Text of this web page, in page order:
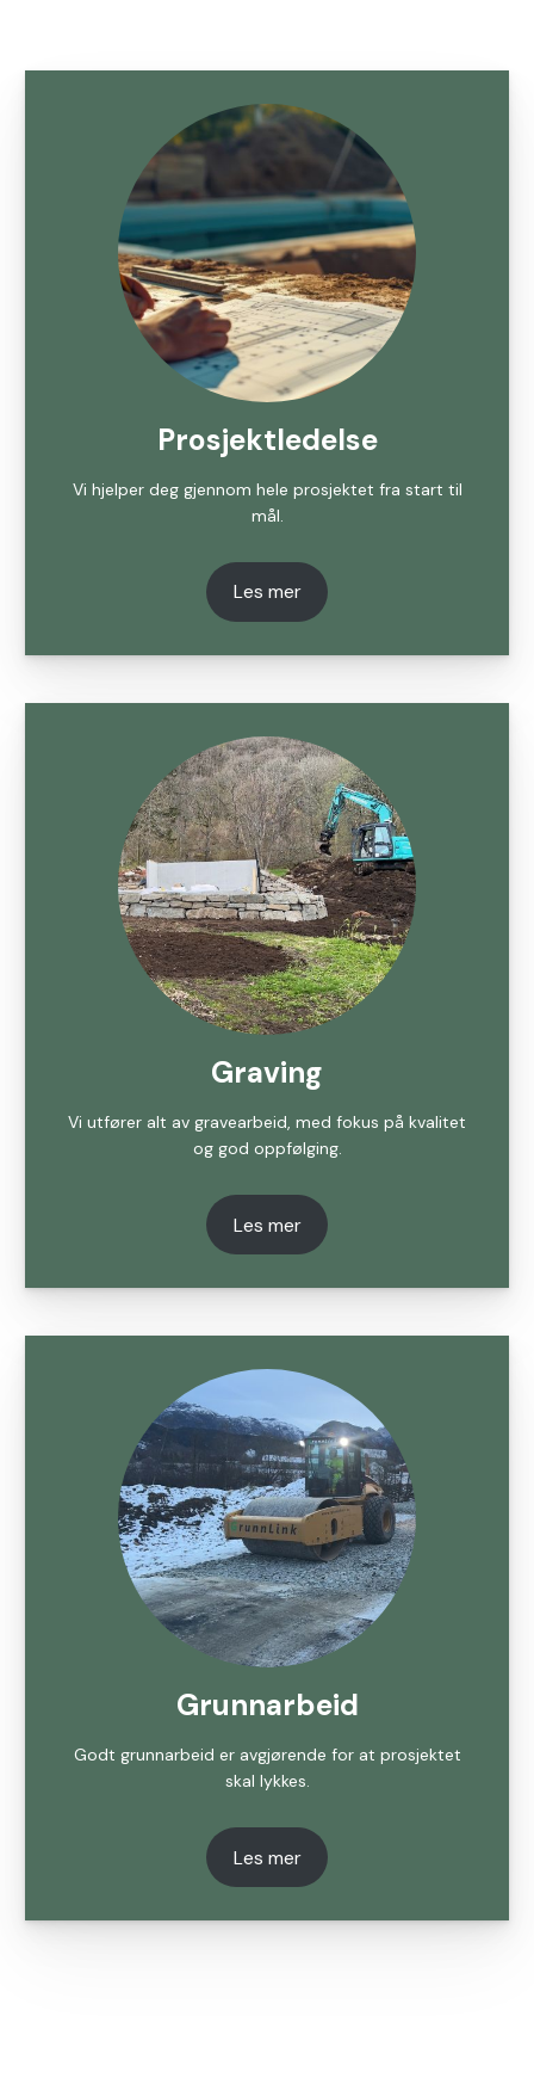
Prosjektledelse
Vi hjelper deg gjennom hele prosjektet fra start til
mål.
Les mer
Graving
Vi utfører alt av gravearbeid, med fokus på kvalitet
og god oppfølging.
Les mer
Grunnarbeid
Godt grunnarbeid er avgjørende for at prosjektet
skal lykkes.
Les mer